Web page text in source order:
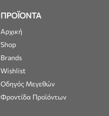
ΠΡΟΪΟΝΤΑ
Αρχική
Shop
Brands
Wishlist
Οδηγός Μεγεθών
Φροντίδα Προϊόντων